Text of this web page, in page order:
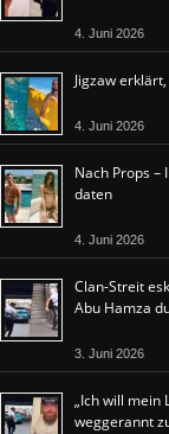
4. Juni 2026
Jigzaw
4. Juni 2026
Nach Props
daten
4. Juni 2026
Clan-Streit
Abu Hamza
3. Juni 2026
„Ich will mein
weggerannt